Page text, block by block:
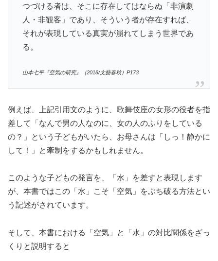
つづける者は、そこに存在してはならぬ「非演劇
人・非観客」であり、そういう者が存在すれば、
それが表現している真実が崩れてしまう世界であ
る。
山本七平『空気の研究』（2018/文藝春秋）P173
例えば、上記引用文のように、歌舞伎座の女形の役者を指
差して「なんで男の人なのに、女の人のふりをしている
の？」という子どもがいたら、お母さんは「しっ！静かに
して！」と牽制をするかもしれません。
このような子どもの発言を、「水」を差すと表現します
が、本書ではこの「水」こそ「空気」をぶち破る方法とい
う記述がされています。
そして、本書における「空気」と「水」の対比関係をざっ
くりと説明すると